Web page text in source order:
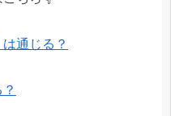
通じる？